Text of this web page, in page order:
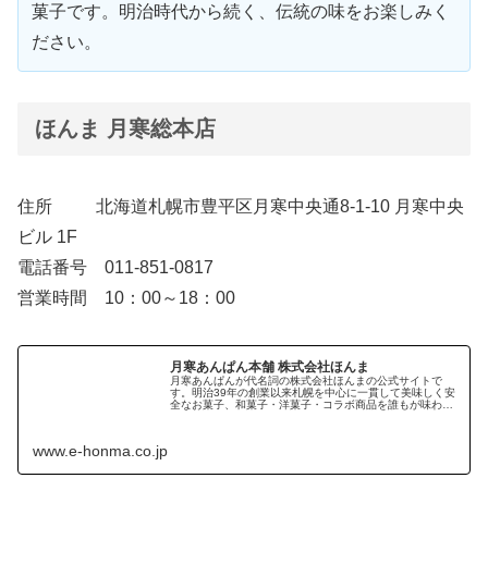
菓子です。明治時代から続く、伝統の味をお楽しみく
ださい。
ほんま 月寒総本店
住所 北海道札幌市豊平区月寒中央通8-1-10 月寒中央
ビル 1F
電話番号 011-851-0817
営業時間 10：00～18：00
月寒あんぱん本舗 株式会社ほんま
月寒あんぱんが代名詞の株式会社ほんまの公式サイトで
す。明治39年の創業以来札幌を中心に一貫して美味しく安
全なお菓子、和菓子・洋菓子・コラボ商品を誰もが味わえ
www.e-honma.co.jp